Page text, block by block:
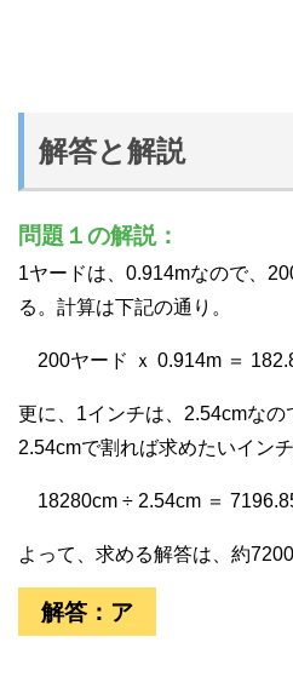
解答と解説
問題１の解説：
1ヤードは、0.914mなので、
る。計算は下記の通り。
200ヤード ｘ 0.914m ＝
更に、1インチは、2.54cmな
2.54cmで割れば求めたいイン
18280cm ÷ 2.54cm ＝
よって、求める解答は、約
解答：ア